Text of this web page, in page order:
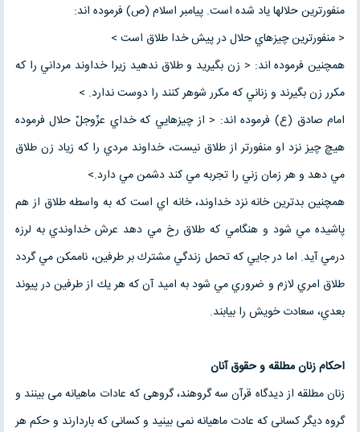
منفورترين حلالها ياد شده است. پيامبر اسلام (ص) فرموده اند:
< منفورترين چيزهاي حلال در پيش خدا طلاق است >
همچنين فرموده اند: < زن بگيريد و طلاق ندهيد زيرا خداوند مرداني را كه
مكرر زن بگيرند و زناني كه مكرر شوهر كنند را دوست ندارد. >
امام صادق (ع) فرموده اند: < از چيزهايي كه خداي عزّوجلّ حلال فرموده
هيچ چيز نزد او منفورتر از طلاق نيست، خداوند مردي را كه زياد زن طلاق
مي دهد و هر زمان زني را تجربه مي كند دشمن مي دارد.>
همچنين بدترین خانه نزد خداوند، خانه اي است كه به واسطه طلاق از هم
پاشيده مي شود و هنگامي كه طلاق رخ مي دهد عرش خداوندي به لرزه
درمي آيد. اما در جايي كه تحمل زندگي مشترك بر طرفين، ناممكن مي گردد
طلاق امري لازم و ضروري مي شود به اميد آن كه هر يك از طرفين در پيوند
بعدي، سعادت خويش را بيابند.
احکام زنان مطلقه و حقوق آنان
زنان مطلقه از دیدگاه قرآن سه گروهند، گروهی که عادات ماهیانه می بینند و
گروه دیگر کسانی که عادت ماهیانه نمی بینید و کسانی که باردارند و حکم هر